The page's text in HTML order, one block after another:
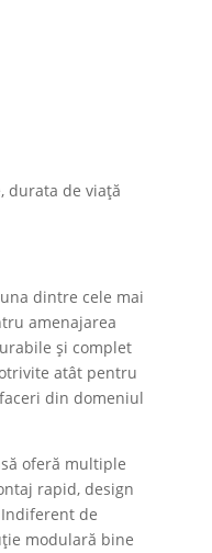
durata de viață
dintre cele mai
amenajarea
și complet
atât pentru
din domeniul
oferă multiple
rapid, design
de
modulară bine